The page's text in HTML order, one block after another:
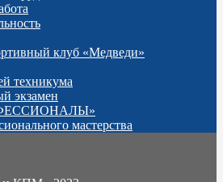
клуб «Медведи»
техникума
экзамен
мастерства